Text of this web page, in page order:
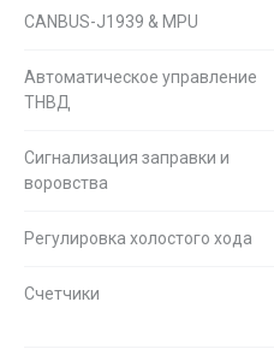
CANBUS-J1939 & MPU
Автоматическое управление
ТНВД
Сигнализация заправки и
воровства
Регулировка холостого хода
Счетчики